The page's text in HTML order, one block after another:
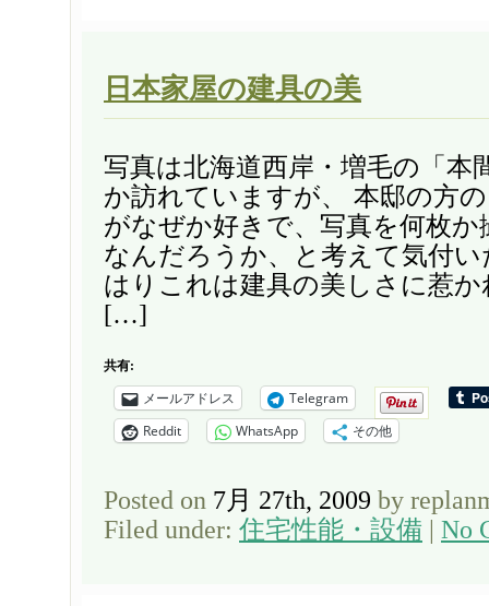
日本家屋の建具の美
写真は北海道西岸・増毛の「本
か訪れていますが、 本邸の方
がなぜか好きで、写真を何枚
なんだろうか、と考えて気付
はりこれは建具の美しさに惹
[…]
共有:
メールアドレス
Telegram
Reddit
WhatsApp その他
Posted on 7月 27th, 2009 by
Filed under: 住宅性能・設備 No